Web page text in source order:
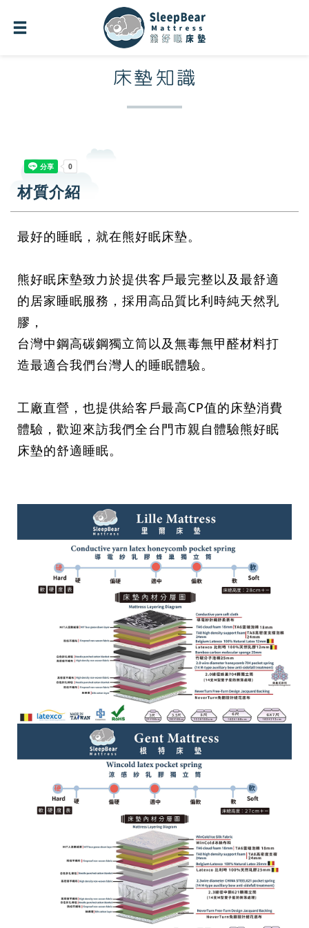
床墊知識
材質介紹
最好的睡眠，就在熊好眠床墊。
熊好眠床墊致力於提供客戶最完整以及最舒適
的居家睡眠服務，採用高品質比利時純天然乳
膠，
台灣中鋼高碳鋼獨立筒以及無毒無甲醛材料打
造最適合我們台灣人的睡眠體驗。
工廠直營，也提供給客戶最高CP值的床墊消費
體驗，歡迎來訪我們全台門市親自體驗熊好眠
床墊的舒適睡眠。